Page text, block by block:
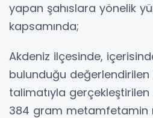
yapan şahıslara yönelik
kapsamında;
​Akdeniz ilçesinde,
bulunduğu değerlendirilen
talimatıyla
384 gram metamfetamin